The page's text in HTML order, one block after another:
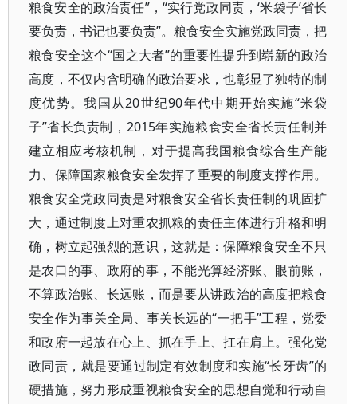
粮食安全的政治责任”，“实行党政同责，‘米袋子’省长
要负责，书记也要负责”。粮食安全实施党政同责，把
粮食安全这个“国之大者”的重要性提升到崭新的政治
高度，不仅内含明确的政治要求，也彰显了独特的制
度优势。我国从20世纪90年代中期开始实施“米袋
子”省长负责制，2015年实施粮食安全省长责任制并
建立相应考核机制，对于提高我国粮食综合生产能
力、保障国家粮食安全发挥了重要的制度支撑作用。
粮食安全党政同责是对粮食安全省长责任制的巩固扩
大，通过制度上对重农抓粮的责任主体进行升格和明
确，树立起强烈的意识，这就是：保障粮食安全不只
是农口的事、政府的事，不能光算经济账、眼前账，
不算政治账、长远账，而是要从讲政治的高度把粮食
安全作为事关全局、事关长远的“一把手”工程，党委
和政府一起放在心上、抓在手上、扛在肩上。强化党
政同责，就是要通过制定有效制度和实施“长牙齿”的
硬措施，努力形成重视粮食安全的思想自觉和行动自